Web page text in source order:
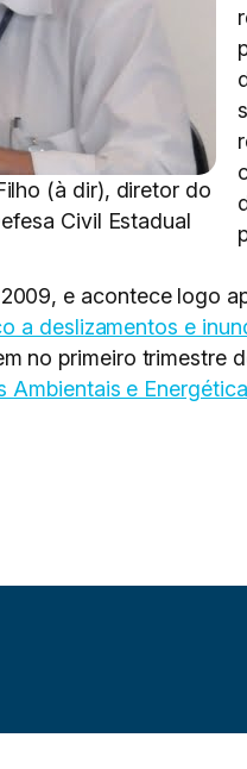
(à dir), diretor do
Civil Estadual
e acontece logo
a deslizamentos e
no primeiro trimestre
Ambientais e